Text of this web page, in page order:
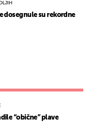
dosegnule su rekordne
“obične” plave